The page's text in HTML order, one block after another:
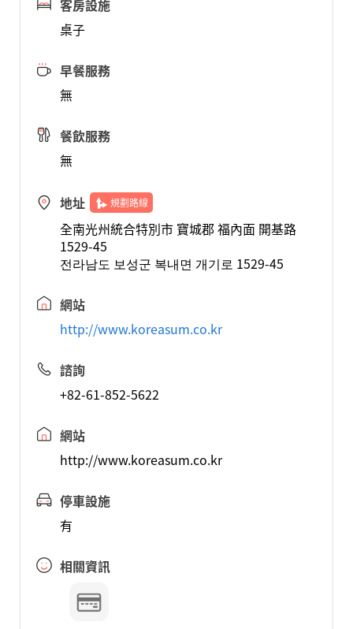
客房設施
桌子
早餐服務
無
餐飲服務
無
地址 規劃路線
全南光州統合特別市 寶城郡 福內面 開基路
1529-45
전라남도 보성군 복내면 개기로 1529-45
網站
http://www.koreasum.co.kr
諮詢
+82-61-852-5622
網站
http://www.koreasum.co.kr
停車設施
有
相關資訊